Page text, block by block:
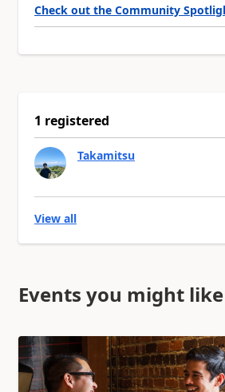
Check out the Community
1 registered
Takamitsu
View all
Events you might like